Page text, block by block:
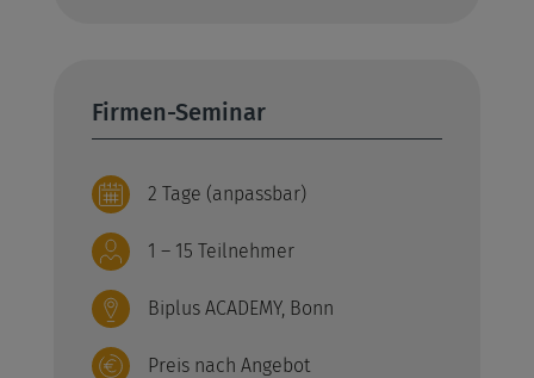
Firmen-Seminar
2 Tage (anpassbar)
1 – 15 Teilnehmer
Biplus ACADEMY, Bonn
Preis nach Angebot